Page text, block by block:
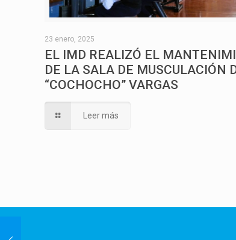
23 enero, 2025
EL IMD REALIZÓ EL
DE LA SALA DE MUSCULACIÓN
“COCHOCHO” VARGAS
Leer más